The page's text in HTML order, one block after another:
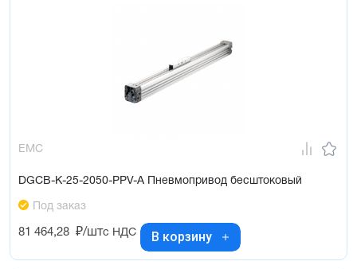
EMC
DGCB-K-25-2050-PPV-A Пневмопривод бесштоковый
Под заказ
81 464,28 ₽/штс НДС В корзину